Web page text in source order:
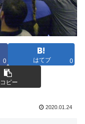
0 はてブ 0
コピー
2020.01.24